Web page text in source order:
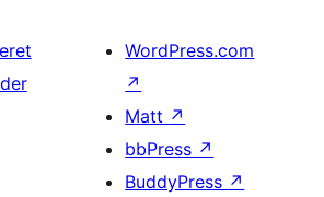
WordPress.com
↗
Matt ↗
bbPress ↗
BuddyPress ↗